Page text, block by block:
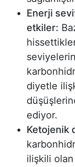
Enerji
etkiler:
diyetle
ediyor.
Ketojenik
ilişkili